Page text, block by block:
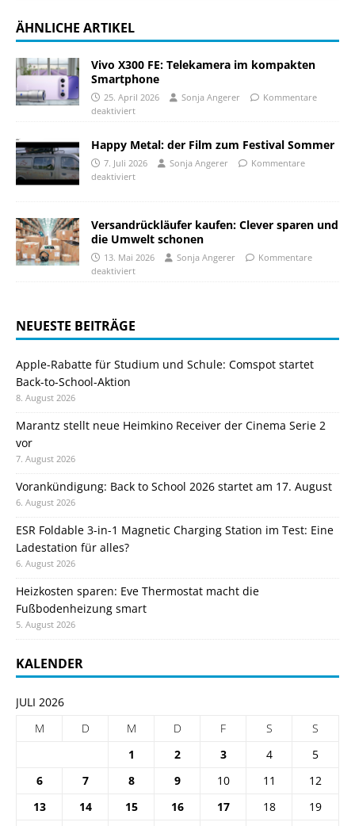
ÄHNLICHE ARTIKEL
Vivo X300 FE: Telekamera im kompakten
Smartphone
25. April 2026 Sonja Angerer
Kommentare
deaktiviert
Happy Metal: der Film zum Festival Sommer
7. Juli 2026 Sonja Angerer
Kommentare
deaktiviert
Versandrückläufer kaufen: Clever sparen und
die Umwelt schonen
13. Mai 2026 Sonja Angerer
Kommentare
deaktiviert
NEUESTE BEITRÄGE
Apple-Rabatte für Studium und Schule: Comspot startet
Back-to-School-Aktion
8. August 2026
Marantz stellt neue Heimkino Receiver der Cinema Serie 2
vor
7. August 2026
Vorankündigung: Back to School 2026 startet am 17. August
6. August 2026
ESR Foldable 3-in-1 Magnetic Charging Station im Test: Eine
Ladestation für alles?
6. August 2026
Heizkosten sparen: Eve Thermostat macht die
Fußbodenheizung smart
5. August 2026
KALENDER
JULI 2026
M
D M D F S
S
1
2 3 4
5
6
7 8 9 10 11
12
13
14 15 16 17 18
19